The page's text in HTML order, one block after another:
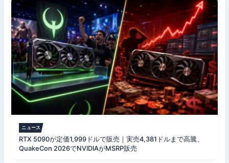
ョ
ン
ニュース
RTX 5090が定価1,999ドルで販売｜実売4,381ドルまで高騰、
QuakeCon 2026でNVIDIAがMSRP販売